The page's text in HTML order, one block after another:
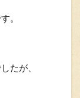
。
たが、